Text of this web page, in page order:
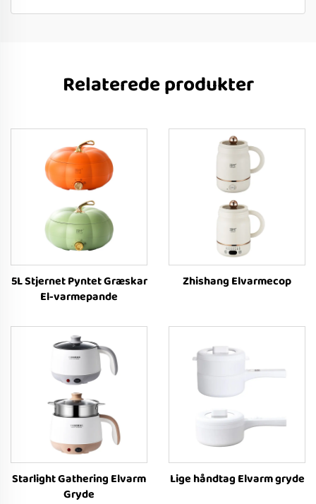
Relaterede produkter
5L Stjernet Pyntet Græskar
El-varmepande
Zhishang Elvarmecop
Starlight Gathering Elvarm
Gryde
Lige håndtag Elvarm gryde